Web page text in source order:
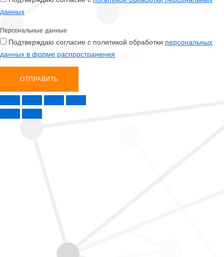
данных
Персональные данные
Подтверждаю согласие с политикой обработки персональных
данных в форме распространения
ОТПРАВИТЬ